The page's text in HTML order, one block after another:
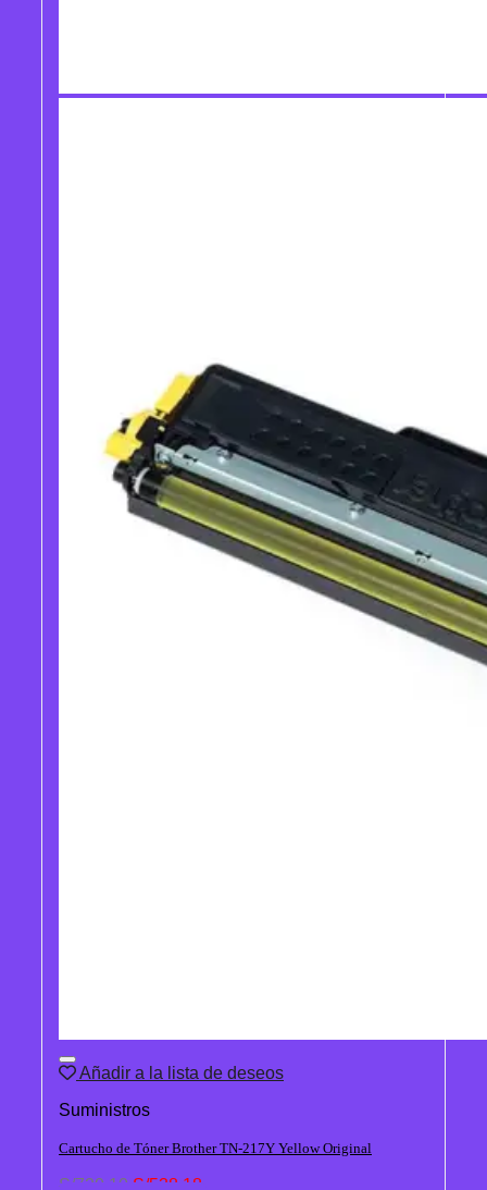
Añadir a la lista de deseos
Suministros
Cartucho de Tóner Brother TN-217Y Yellow Original
S/720.10 El
S/538.18